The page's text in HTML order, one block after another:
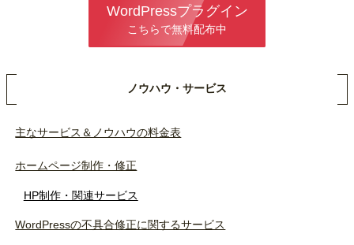
WordPressプラグイン
こちらで無料配布中
ノウハウ・サービス
主なサービス＆ノウハウの料金表
ホームページ制作・修正
HP制作・関連サービス
WordPressの不具合修正に関するサービス